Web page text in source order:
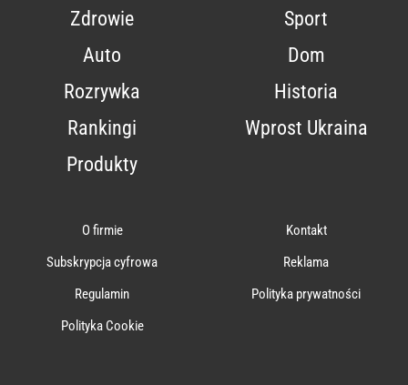
Zdrowie
Sport
Auto
Dom
Rozrywka
Historia
Rankingi
Wprost Ukraina
Produkty
O firmie
Kontakt
Subskrypcja cyfrowa
Reklama
Regulamin
Polityka prywatności
Polityka Cookie